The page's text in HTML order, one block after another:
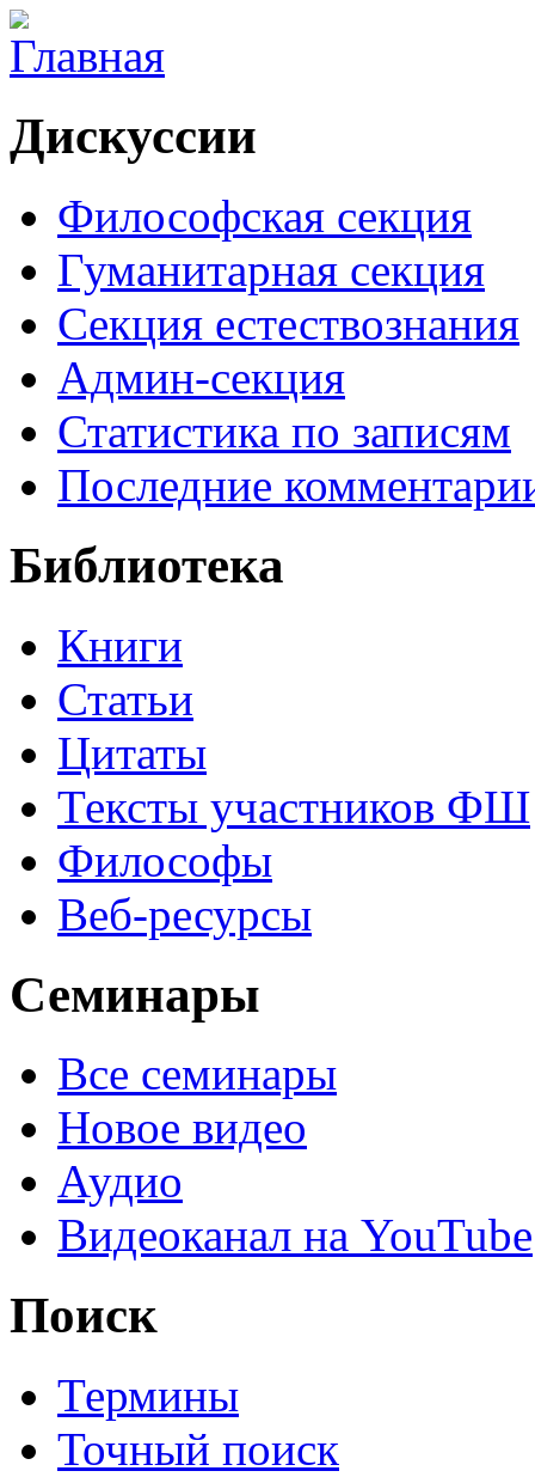
Дискуссии
Философская секция
Гуманитарная секция
Секция естествознания
Админ-секция
Статистика по записям
Последние
Библиотека
Книги
Статьи
Цитаты
Тексты участников ФШ
Философы
Веб-ресурсы
Семинары
Все семинары
Новое видео
Аудио
Видеоканал на YouTube
Поиск
Термины
Точный поиск